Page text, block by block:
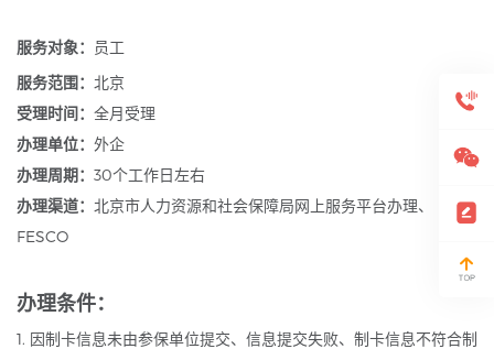
服务对象： 员工
服务范围： 北京
受理时间： 全月受理
办理单位： 外企
办理周期： 30个工作日左右
办理渠道： 北京市人力资源和社会保障局网上服务平台办理、
FESCO
办理条件：
1. 因制卡信息未由参保单位提交、信息提交失败、制卡信息不符合制